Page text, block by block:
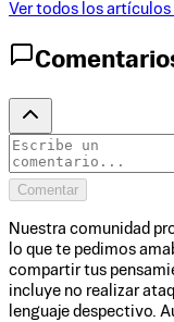
Ver todos los artículos
Comentar
Nuestra comunidad
lo que te pedimos
compartir tus
incluye no realizar
lenguaje despectivo.